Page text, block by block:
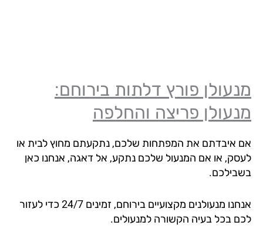
פורץ דלתות בירוחם:
פריצה והחלפה
איבדתם את המפתחות שלכם, נתקעתם מחוץ לבית או
או אם המנעול שלכם נתקע, אל דאגה, אנחנו כאן
אנחנו מנעולנים מקצועיים בירוחם, זמינים 24/7 כדי לעזור
בכל בעיה הקשורה למנעולים.